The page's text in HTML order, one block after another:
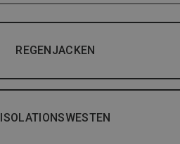
REGENJACKEN
ISOLATIONSWESTEN